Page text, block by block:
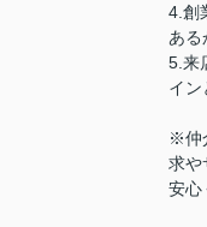
4.創
ある
5.来
イン
※仲
求や
安心